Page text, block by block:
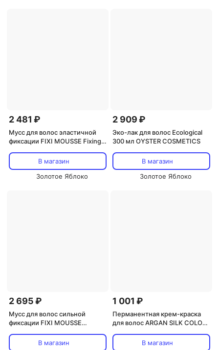
2 481 ₽
Мусс для волос эластичной
фиксации FIXI MOUSSE Fixing
OYSTER COSMETICS
В магазин
Золотое Яблоко
2 909 ₽
Эко-лак для волос Ecological
300 мл OYSTER COSMETICS
В магазин
Золотое Яблоко
2 695 ₽
Мусс для волос сильной
фиксации FIXI MOUSSE
OYSTER COSMETICS
В магазин
1 001 ₽
Перманентная крем-краска
для волос ARGAN SILK COLOR
В магазин